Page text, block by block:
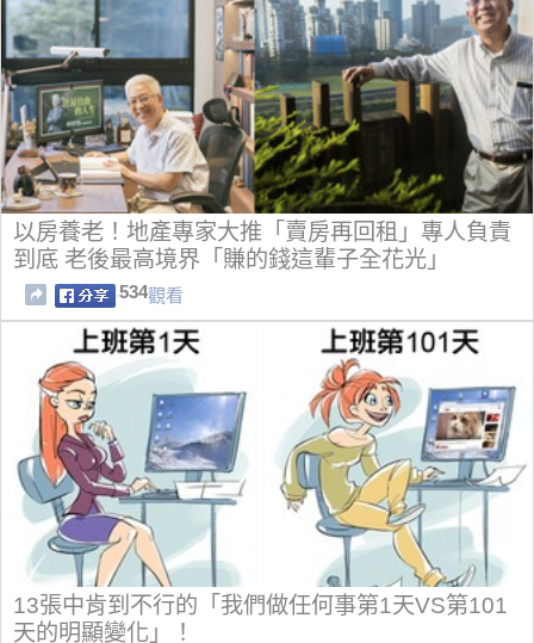
以房養老！地產專家大推「賣房再回租」專人負責
到底 老後最高境界「賺的錢這輩子全花光」
534觀看
13張中肯到不行的「我們做任何事第1天VS第101
天的明顯變化」！